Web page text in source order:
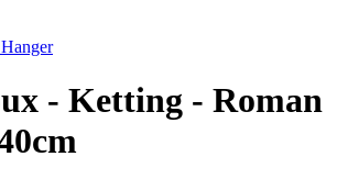
- Ketting - Roman